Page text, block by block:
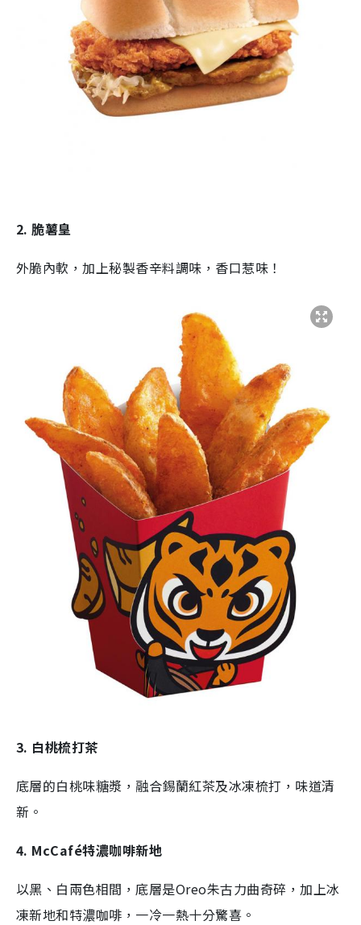
2. 脆薯皇
外脆內軟，加上秘製香辛料調味，香口惹味！
3. 白桃梳打茶
底層的白桃味糖漿，融合錫蘭紅茶及冰凍梳打，味道清
新。
4. McCafé特濃咖啡新地
以黑、白兩色相間，底層是Oreo朱古力曲奇碎，加上冰
凍新地和特濃咖啡，一冷一熱十分驚喜。